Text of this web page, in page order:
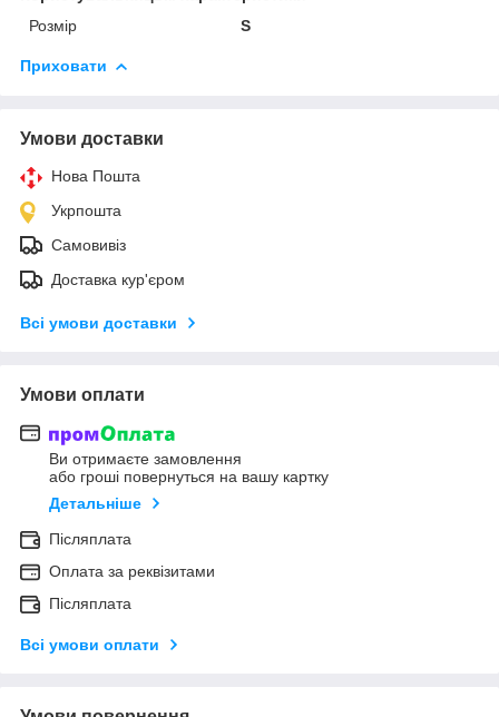
Розмір
S
Приховати
Умови доставки
Нова Пошта
Укрпошта
Самовивіз
Доставка кур'єром
Всі умови доставки
Умови оплати
Ви отримаєте замовлення
або гроші повернуться на вашу картку
Детальніше
Післяплата
Оплата за реквізитами
Післяплата
Всі умови оплати